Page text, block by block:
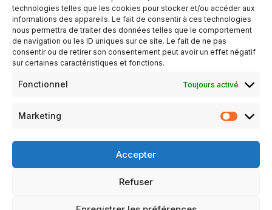
technologies telles que les cookies pour stocker et/ou accéder aux
informations des appareils. Le fait de consentir à ces technologies
nous permettra de traiter des données telles que le comportement
de navigation ou les ID uniques sur ce site. Le fait de ne pas
consentir ou de retirer son consentement peut avoir un effet négatif
sur certaines caractéristiques et fonctions.
Fonctionnel Toujours activé
Marketing
Accepter
Refuser
Télécharger ICS Calendrier Google
TYPE D’ÉVÈNEMENT
Organisé par le Club de Crannes en Champagne
,
organisateur
Atelier vannerie et travaux manuels le premier Jeudi du mois
(une contribution pour l’achat du rotin est demandée)